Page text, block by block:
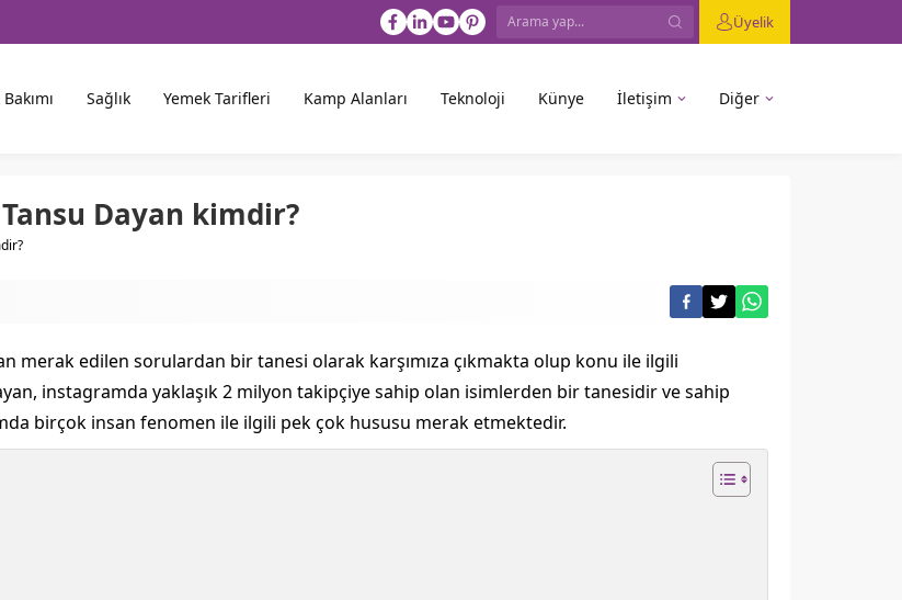
Üyelik
Sağlık Yemek Tarifleri Kamp Alanları Teknoloji Künye İletişim Diğer
Dayan kimdir?
merak edilen sorulardan bir tanesi olarak karşımıza çıkmakta olup konu ile ilgili
instagramda yaklaşık 2 milyon takipçiye sahip olan isimlerden bir tanesidir ve sahip
birçok insan fenomen ile ilgili pek çok hususu merak etmektedir.